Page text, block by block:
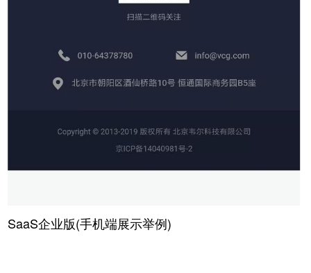
SaaS企业版(手机端展示举例)